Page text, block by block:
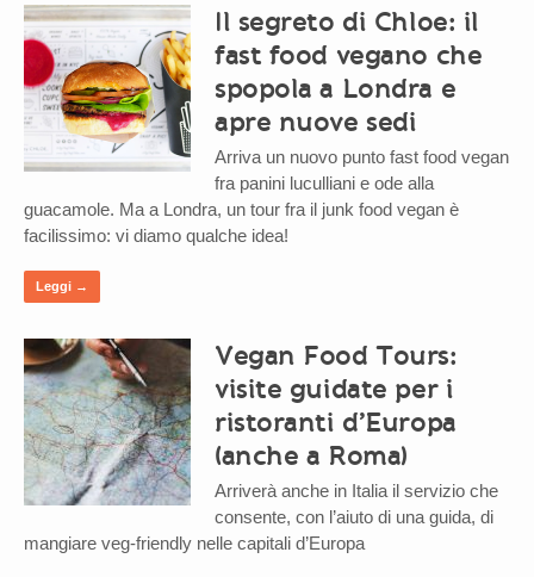
Il segreto di Chloe: il
fast food vegano che
spopola a Londra e
apre nuove sedi
Arriva un nuovo punto fast food vegan
fra panini luculliani e ode alla
guacamole. Ma a Londra, un tour fra il junk food vegan è
facilissimo: vi diamo qualche idea!
Leggi →
Vegan Food Tours:
visite guidate per i
ristoranti d’Europa
(anche a Roma)
Arriverà anche in Italia il servizio che
consente, con l’aiuto di una guida, di
mangiare veg-friendly nelle capitali d’Europa